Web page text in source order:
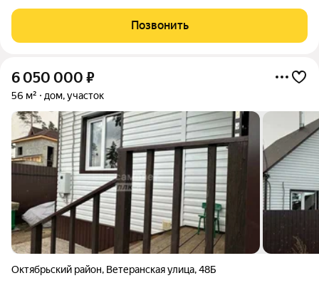
от центральных систем. Планировка включает одну
изолированную комнату, кухню
Позвонить
6 050 000 ₽
56 м² дом, участок
Октябрьский район, Ветеранская улица,48Б